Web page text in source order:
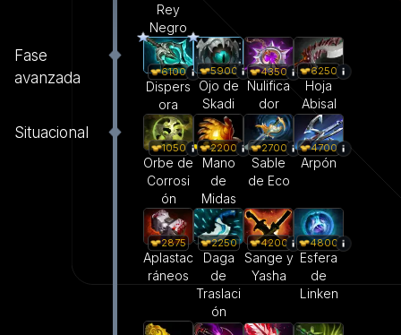
Rey
Negro
Fase
avanzada
6100
Dispers
ora
5900
Ojo de
Skadi
4350
Nulifica
dor
6250
Hoja
Abisal
Situacional
1050
Orbe de
Corrosi
ón
2200
Mano
de
Midas
2700
Sable
de Eco
4700
Arpón
2875
Aplastac
ráneos
2250
Daga
de
Traslaci
ón
4200
Sange y
Yasha
4800
Esfera
de
Linken